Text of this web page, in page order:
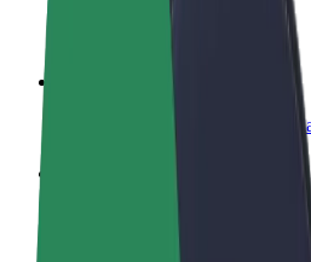
Staňte se řidičem
Doručujte jídlo a dostávejte
Přidejte restauraci nebo obchod
Oslovte více zákazníků a zvyšte